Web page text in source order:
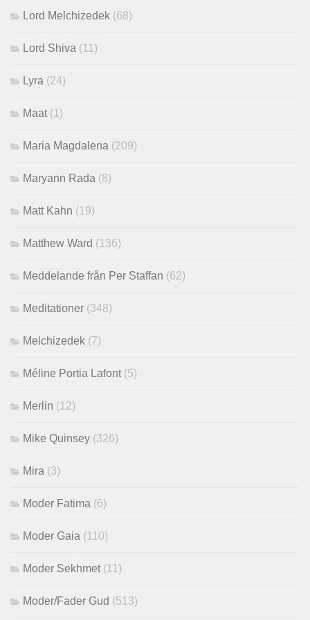
Lord Melchizedek (68)
Lord Shiva (11)
Lyra (24)
Maat (1)
Maria Magdalena (209)
Maryann Rada (8)
Matt Kahn (19)
Matthew Ward (136)
Meddelande från Per Staffan (62)
Meditationer (348)
Melchizedek (7)
Méline Portia Lafont (5)
Merlin (12)
Mike Quinsey (326)
Mira (3)
Moder Fatima (6)
Moder Gaia (110)
Moder Sekhmet (11)
Moder/Fader Gud (513)